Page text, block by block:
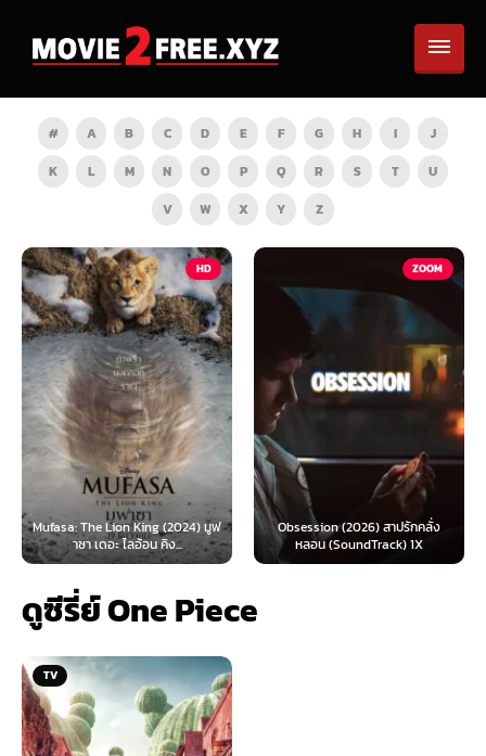
# A B C D E F G H I
J
K
L M N O P Q R S T
U
V
W X Y Z
HD
Lion King (2024) มูฟ
อะ ไลอ้อน คิง...
Obsession (2026) สาปรักคลั่ง
หลอน (SoundTrack) 1X
Survive
ดูซีรี่ย์ One Piece
TV